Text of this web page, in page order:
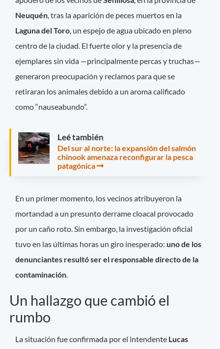
Neuquén , tras la aparición de peces muertos en la
Laguna del Toro , un espejo de agua ubicado en pleno
centro de la ciudad. El fuerte olor y la presencia de
ejemplares sin vida —principalmente percas y truchas—
generaron preocupación y reclamos para que se
retiraran los animales debido a un aroma calificado
como “nauseabundo”.
Leé también
Del sur al norte: la expansión del salmón
chinook amenaza reconfigurar la pesca
patagónica
En un primer momento, los vecinos atribuyeron la
mortandad a un presunto derrame cloacal provocado
por un caño roto. Sin embargo, la investigación oficial
tuvo en las últimas horas un giro inesperado: uno de los
denunciantes resultó ser el responsable directo de la
contaminación.
Un hallazgo que cambió el
rumbo
La situación fue confirmada por el intendente Lucas